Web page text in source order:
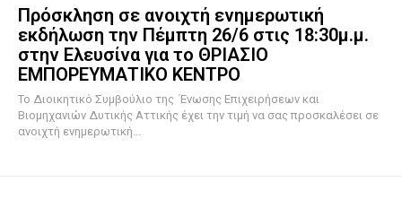
Πρόσκληση σε ανοιχτή ενημερωτική
εκδήλωση την Πέμπτη 26/6 στις 18:30μ.μ.
στην Ελευσίνα για το ΘΡΙΑΣΙΟ
ΕΜΠΟΡΕΥΜΑΤΙΚΟ ΚΕΝΤΡΟ
To Διοικητικό Συμβούλιο της Ένωσης Επιχειρήσεων και
Βιομηχανιών Δυτικής Αττικής έχει την τιμή να σας προσκαλέσει σε
ανοιχτή ενημερωτική...